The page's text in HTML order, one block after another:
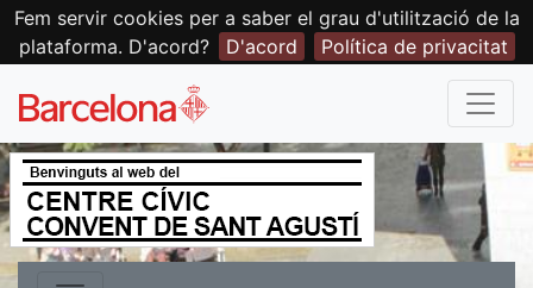
Fem servir cookies per a saber el grau d'utilització de la
plataforma. D'acord?
D'acord Política de privacitat